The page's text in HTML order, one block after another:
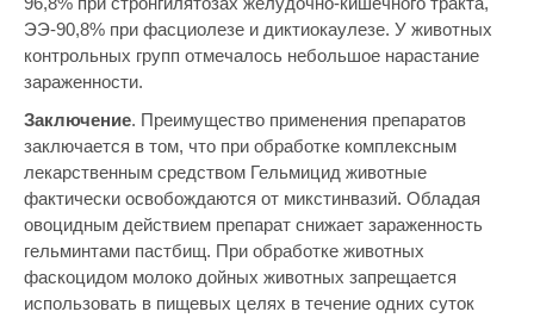
ЭЭ-90,8% при фасциолезе и диктиокаулезе. У животных
контрольных групп отмечалось небольшое нарастание
зараженности.
Заключение. Преимущество применения препаратов
заключается в том, что при обработке комплексным
лекарственным средством Гельмицид животные
фактически освобождаются от микстинвазий. Обладая
овоцидным действием препарат снижает зараженность
гельминтами пастбищ. При обработке животных
фаскоцидом молоко дойных животных запрещается
использовать в пищевых целях в течение одних суток